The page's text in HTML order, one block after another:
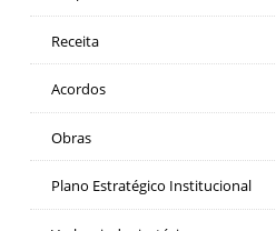
Receita
Acordos
Obras
Plano Estratégico Institucional